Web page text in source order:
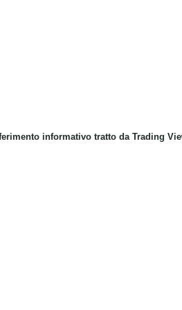
informativo tratto da Trading